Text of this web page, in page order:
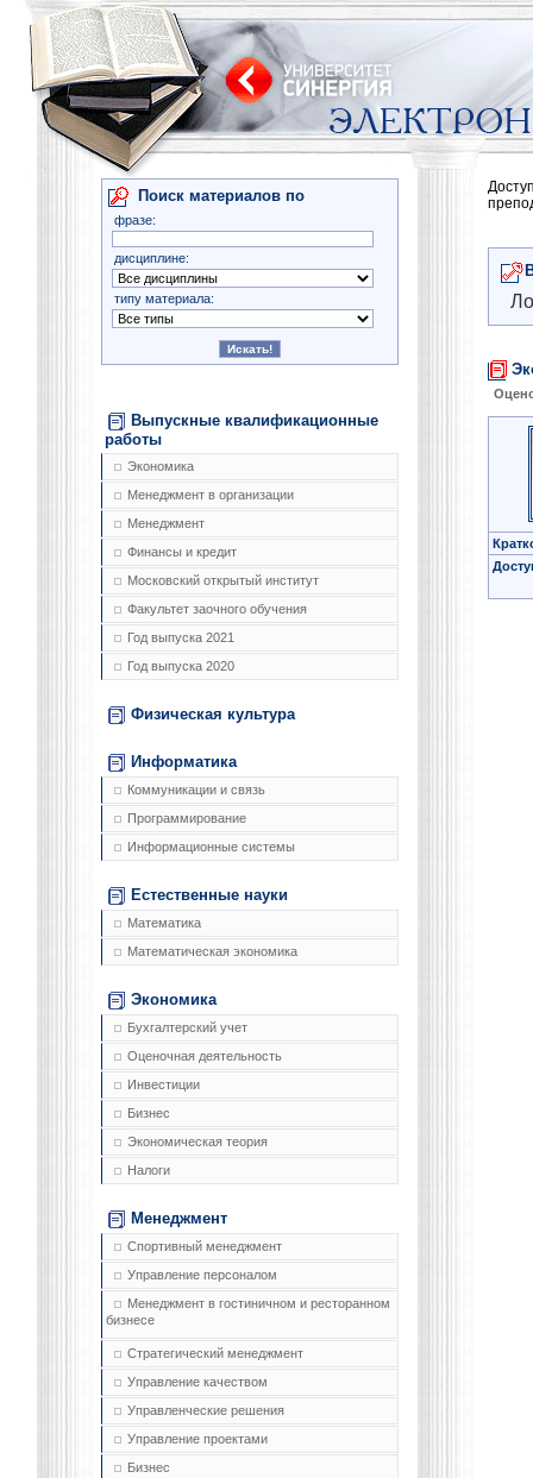
Поиск материалов по
фразе:
дисциплине:
типу материала:
Выпускные квалификационные
работы
Экономика
Менеджмент в организации
Менеджмент
Финансы и кредит
Московский открытый институт
Факультет заочного обучения
Год выпуска 2021
Год выпуска 2020
Физическая культура
Информатика
Коммуникации и связь
Программирование
Информационные системы
Естественные науки
Математика
Математическая экономика
Экономика
Бухгалтерский учет
Оценочная деятельность
Инвестиции
Бизнес
Экономическая теория
Налоги
Менеджмент
Спортивный менеджмент
Управление персоналом
Менеджмент в гостиничном и ресторанном
бизнесе
Стратегический менеджмент
Управление качеством
Управленческие решения
Управление проектами
Бизнес